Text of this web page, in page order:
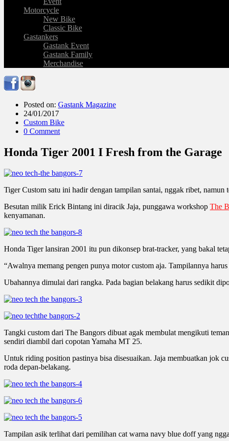
Motorcycle
New Bike
Classic Bike
Gastankers
Gastank Event
Gastank Family
Merchandise
Posted on: Gastank Magazine
24/01/2017
Custom Bike
0 Comment
Honda Tiger 2001 I Fresh from the Garage
Tiger Custom satu ini hadir dengan tampilan santai, nggak ribet,
Besutan milik Erick Bintang ini diracik Jaja, punggawa workshop The
kenyamanan.
Honda Tiger lansiran 2001 itu pun dikonsep brat-tracker, yang bakal
“Awalnya memang pengen punya motor custom aja. Tampilannya
Ubahannya dimulai dari rangka. Pada bagian belakang harus sedikit
Tangki custom dari The Bangors dibuat agak membulat mengikuti
sendiri diambil dari copotan Yamaha MT 25.
Untuk riding position pastinya bisa disesuaikan. Jaja membuatkan jok
roda depan-belakang.
Tampilan asik terlihat dari pemilihan cat warna navy blue doff yang